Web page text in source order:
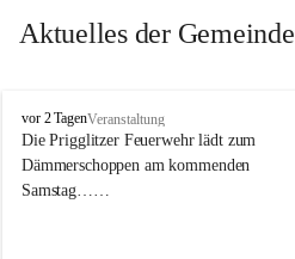
Aktuelles der Gemeinde
P
r
i
g
vor 2 TagenVeranstaltung
Die Prigglitzer Feuerwehr lädt zum
Dämmerschoppen am kommenden
Samstag……